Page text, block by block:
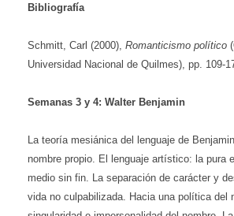
Bibliografía
Schmitt, Carl (2000), Romanticismo político
Universidad Nacional de Quilmes), pp. 109-
Semanas 3 y 4: Walter Benjamin
La teoría mesiánica del lenguaje de
nombre propio. El lenguaje artístico: la pura
medio sin fin. La separación de carácter y
vida no culpabilizada. Hacia una política del